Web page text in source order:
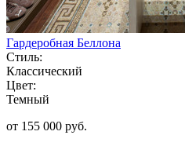
Гардеробная Беллона
Стиль:
Классический
Цвет:
Темный
от 155 000 руб.